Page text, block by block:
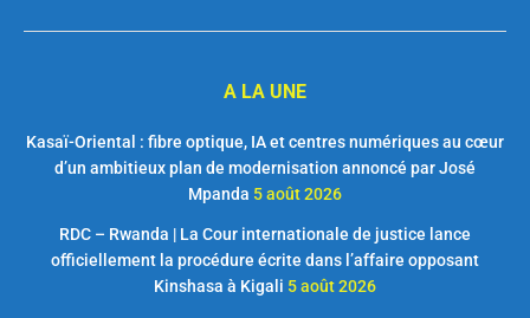
A LA UNE
Kasaï-Oriental : fibre optique, IA et centres numériques au cœur
d’un ambitieux plan de modernisation annoncé par José
Mpanda 5 août 2026
RDC – Rwanda | La Cour internationale de justice lance
officiellement la procédure écrite dans l’affaire opposant
Kinshasa à Kigali 5 août 2026